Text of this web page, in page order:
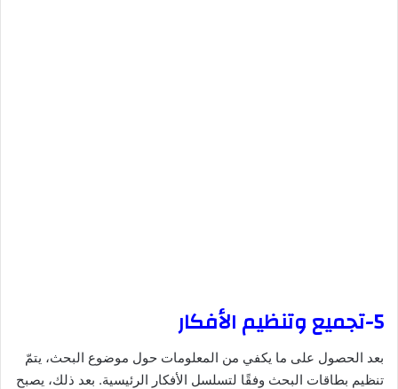
5-تجميع وتنظيم الأفكار
بعد الحصول على ما يكفي من المعلومات حول موضوع البحث، يتمّ
تنظيم بطاقات البحث وفقًا لتسلسل الأفكار الرئيسية. بعد ذلك، يصبح